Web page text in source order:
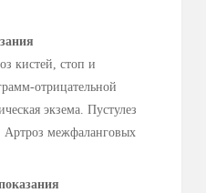
чувствительность кожи
току, пол, род занятий,
обеспечение метода